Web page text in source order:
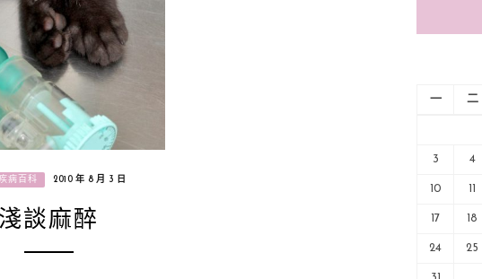
病百科 2010 年 8 月 3 日
談麻醉
一 二
3 4
10
17 18
24 25